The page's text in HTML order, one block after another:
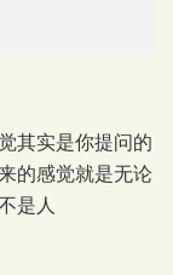
其实是你提问的
的感觉就是无论
是人